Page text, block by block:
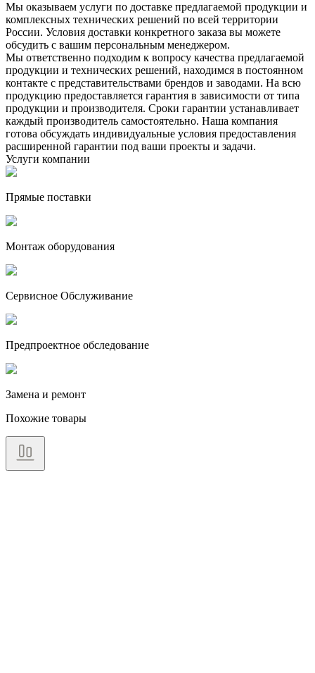
Мы оказываем услуги по доставке предлагаемой продукции и
комплексных технических решений по всей территории
России. Условия доставки конкретного заказа вы можете
обсудить с вашим персональным менеджером.
Мы ответственно подходим к вопросу качества предлагаемой
продукции и технических решений, находимся в постоянном
контакте с представительствами брендов и заводами. На всю
продукцию предоставляется гарантия в зависимости от типа
продукции и производителя. Сроки гарантии устанавливает
каждый производитель самостоятельно. Наша компания
готова обсуждать индивидуальные условия предоставления
расширенной гарантии под ваши проекты и задачи.
Услуги компании
Прямые поставки
Монтаж оборудования
Сервисное Обслуживание
Предпроектное обследование
Замена и ремонт
Похожие товары